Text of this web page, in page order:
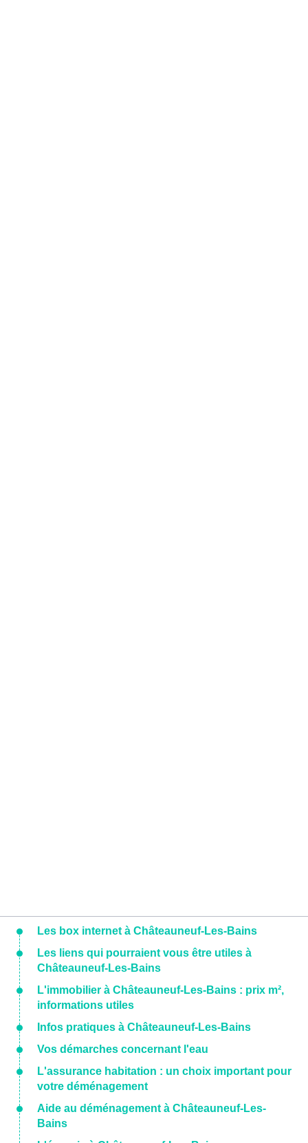
Les box internet à Châteauneuf-Les-Bains
Les liens qui pourraient vous être utiles à
Châteauneuf-Les-Bains
L'immobilier à Châteauneuf-Les-Bains : prix m²,
informations utiles
Infos pratiques à Châteauneuf-Les-Bains
Vos démarches concernant l'eau
L'assurance habitation : un choix important pour
votre déménagement
Aide au déménagement à Châteauneuf-Les-
Bains